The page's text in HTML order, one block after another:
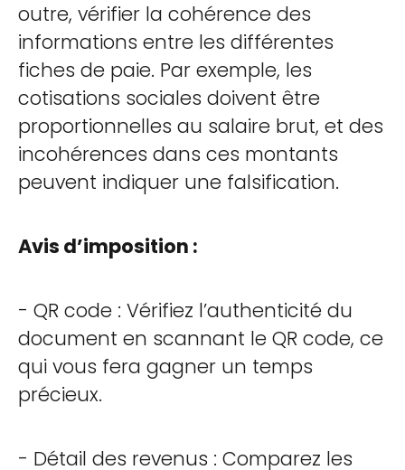
outre, vérifier la cohérence des
informations entre les différentes
fiches de paie. Par exemple, les
cotisations sociales doivent être
proportionnelles au salaire brut, et des
incohérences dans ces montants
peuvent indiquer une falsification.
Avis d’imposition :
- QR code : Vérifiez l’authenticité du
document en scannant le QR code, ce
qui vous fera gagner un temps
précieux.
- Détail des revenus : Comparez les